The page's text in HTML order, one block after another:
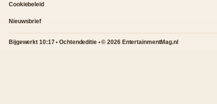
Cookiebeleid
Nieuwsbrief
Bijgewerkt 10:17 • Ochtendeditie • © 2026 EntertainmentMag.nl